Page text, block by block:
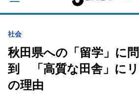
社会
秋田県への「留学」に
到 「高質な田舎」に
の理由